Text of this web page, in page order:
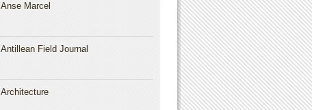
Anse Marcel
Antillean Field Journal
Architecture